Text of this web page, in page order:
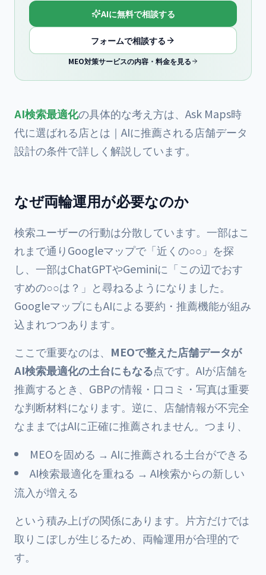
AIに無料で相談する
フォームで相談する
MEO対策サービスの内容・料金を見る
AI検索最適化の具体的な考え方は、 Ask Maps時
代に選ばれる店とは｜AIに推薦される店舗データ
設計の条件で詳しく解説しています。
なぜ両輪運用が必要なのか
検索ユーザーの行動は分散しています。一部はこ
れまで通りGoogleマップで「近くの○○」を探
し、一部はChatGPTやGeminiに「この辺でおす
すめの○○は？」と尋ねるようになりました。
GoogleマップにもAIによる要約・推薦機能が組み
込まれつつあります。
ここで重要なのは、 MEOで整えた店舗データが
AI検索最適化の土台にもなる点です。AIが店舗を
推薦するとき、GBPの情報・口コミ・写真は重要
な判断材料になります。逆に、店舗情報が不完全
なままではAIに正確に推薦されません。つまり、
MEOを固める → AIに推薦される土台ができる
AI検索最適化を重ねる → AI検索からの新しい
流入が増える
という積み上げの関係にあります。片方だけでは
取りこぼしが生じるため、両輪運用が合理的で
す。